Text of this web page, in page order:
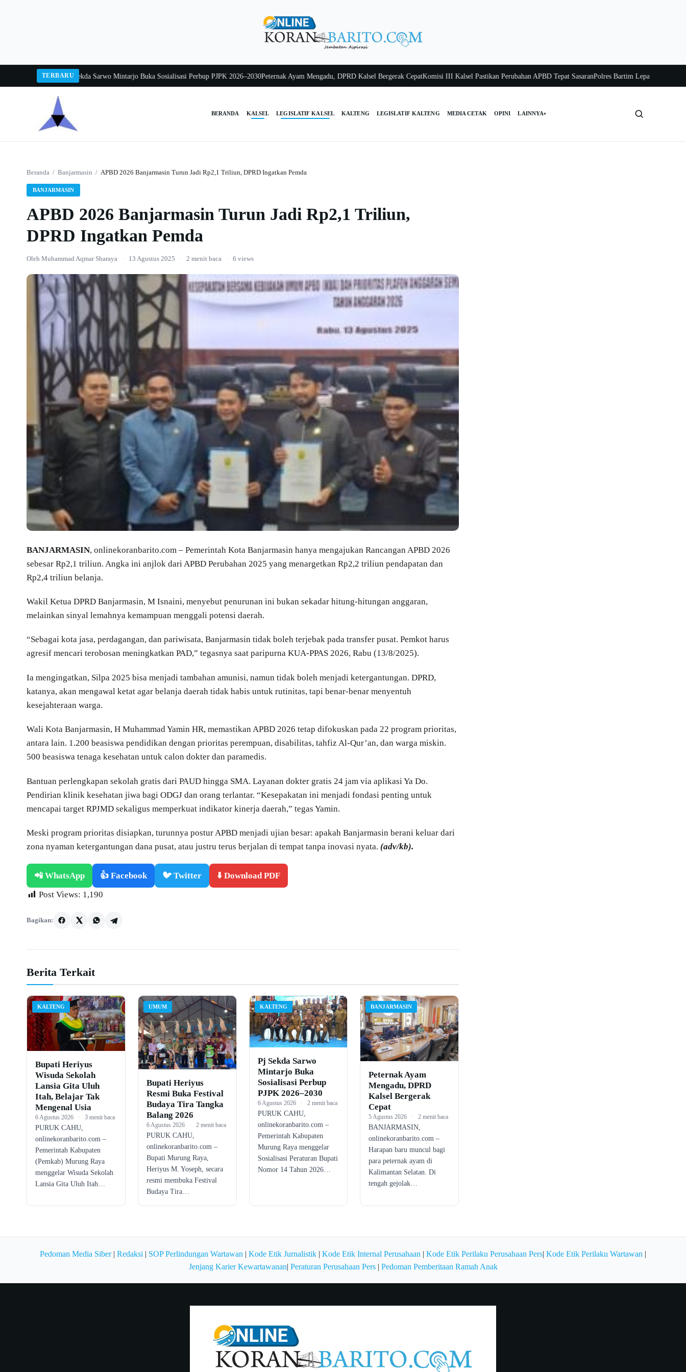
TERBARU
Balang 2026Pj Sekda Sarwo Mintarjo Buka Sosialisasi Perbup PJPK 2026–2030Peternak Ayam Mengadu, DPRD Kalsel Bergerak CepatKomisi III Kalsel Pastikan Perubahan APBD Tepat SasaranPolres Bartim Lepas Bakti Sosial
BERANDA KALSEL LEGISLATIF KALSEL KALTENG LEGISLATIF KALTENG MEDIA CETAK OPINI LAINNYA▾
Beranda / Banjarmasin / APBD 2026 Banjarmasin Turun Jadi Rp2,1 Triliun, DPRD Ingatkan Pemda
BANJARMASIN
APBD 2026 Banjarmasin Turun Jadi Rp2,1 Triliun,
DPRD Ingatkan Pemda
Oleh Muhammad Aqmar Sharaya · 13 Agustus 2025 · 2 menit baca · 6 views
BANJARMASIN, onlinekoranbarito.com – Pemerintah Kota Banjarmasin hanya mengajukan Rancangan APBD 2026
sebesar Rp2,1 triliun. Angka ini anjlok dari APBD Perubahan 2025 yang menargetkan Rp2,2 triliun pendapatan dan
Rp2,4 triliun belanja.
Wakil Ketua DPRD Banjarmasin, M Isnaini, menyebut penurunan ini bukan sekadar hitung-hitungan anggaran,
melainkan sinyal lemahnya kemampuan menggali potensi daerah.
“Sebagai kota jasa, perdagangan, dan pariwisata, Banjarmasin tidak boleh terjebak pada transfer pusat. Pemkot harus
agresif mencari terobosan meningkatkan PAD,” tegasnya saat paripurna KUA-PPAS 2026, Rabu (13/8/2025).
Ia mengingatkan, Silpa 2025 bisa menjadi tambahan amunisi, namun tidak boleh menjadi ketergantungan. DPRD,
katanya, akan mengawal ketat agar belanja daerah tidak habis untuk rutinitas, tapi benar-benar menyentuh
kesejahteraan warga.
Wali Kota Banjarmasin, H Muhammad Yamin HR, memastikan APBD 2026 tetap difokuskan pada 22 program prioritas,
antara lain. 1.200 beasiswa pendidikan dengan prioritas perempuan, disabilitas, tahfiz Al-Qur’an, dan warga miskin.
500 beasiswa tenaga kesehatan untuk calon dokter dan paramedis.
Bantuan perlengkapan sekolah gratis dari PAUD hingga SMA. Layanan dokter gratis 24 jam via aplikasi Ya Do.
Pendirian klinik kesehatan jiwa bagi ODGJ dan orang terlantar. “Kesepakatan ini menjadi fondasi penting untuk
mencapai target RPJMD sekaligus memperkuat indikator kinerja daerah,” tegas Yamin.
Meski program prioritas disiapkan, turunnya postur APBD menjadi ujian besar: apakah Banjarmasin berani keluar dari
zona nyaman ketergantungan dana pusat, atau justru terus berjalan di tempat tanpa inovasi nyata. (adv/kb).
📲 WhatsApp 👍 Facebook 🐦 Twitter
⬇️ Download PDF
Post Views: 1,190
Bagikan:
Berita Terkait
KALTENG
Bupati Heriyus
Wisuda Sekolah
Lansia Gita Uluh
Itah, Belajar Tak
Mengenal Usia
6 Agustus 2026 · 3 menit baca
PURUK CAHU,
onlinekoranbarito.com –
Pemerintah Kabupaten
(Pemkab) Murung Raya
menggelar Wisuda Sekolah
Lansia Gita Uluh Itah…
UMUM
Bupati Heriyus
Resmi Buka Festival
Budaya Tira Tangka
Balang 2026
6 Agustus 2026 · 2 menit baca
PURUK CAHU,
onlinekoranbarito.com –
Bupati Murung Raya,
Heriyus M. Yoseph, secara
resmi membuka Festival
Budaya Tira…
KALTENG
Pj Sekda Sarwo
Mintarjo Buka
Sosialisasi Perbup
PJPK 2026–2030
6 Agustus 2026 · 2 menit baca
PURUK CAHU,
onlinekoranbarito.com –
Pemerintah Kabupaten
Murung Raya menggelar
Sosialisasi Peraturan Bupati
Nomor 14 Tahun 2026…
BANJARMASIN
Peternak Ayam
Mengadu, DPRD
Kalsel Bergerak
Cepat
5 Agustus 2026 · 2 menit baca
BANJARMASIN,
onlinekoranbarito.com –
Harapan baru muncul bagi
para peternak ayam di
Kalimantan Selatan. Di
tengah gejolak…
Pedoman Media Siber| Redaksi | SOP Perlindungan Wartawan | Kode Etik Jurnalistik | Kode Etik Internal Perusahaan | Kode Etik Perilaku Perusahaan Pers| Kode Etik Perilaku Wartawan |
Jenjang Karier Kewartawanan| Peraturan Perusahaan Pers| Pedoman Pemberitaan Ramah Anak